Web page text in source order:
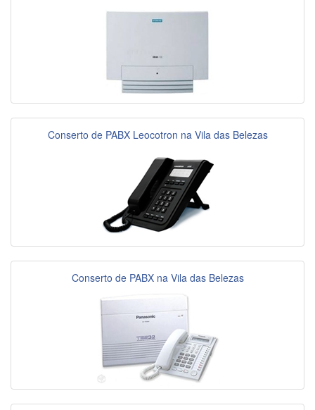
Conserto de PABX Leocotron na Vila das Belezas
Conserto de PABX na Vila das Belezas